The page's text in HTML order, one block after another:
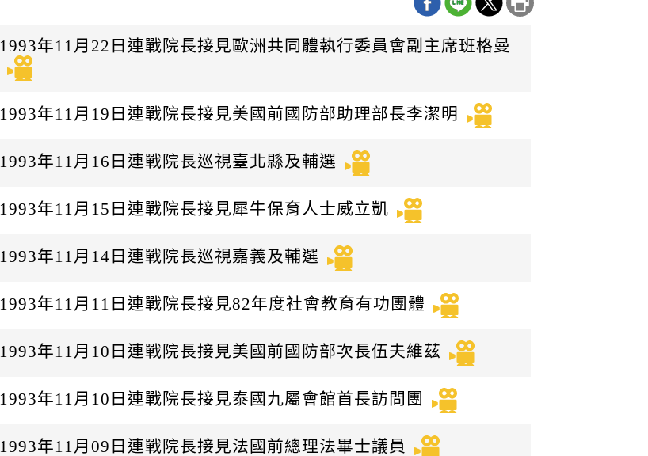
日
日
1993年11月22日連戰院長接見歐洲共同體執行委員會副主席班格曼
1993年11月19日連戰院長接見美國前國防部助理部長李潔明
1993年11月16日連戰院長巡視臺北縣及輔選
1993年11月15日連戰院長接見犀牛保育人士威立凱
1993年11月14日連戰院長巡視嘉義及輔選
1993年11月11日連戰院長接見82年度社會教育有功團體
1993年11月10日連戰院長接見美國前國防部次長伍夫維茲
1993年11月10日連戰院長接見泰國九屬會館首長訪問團
1993年11月09日連戰院長接見法國前總理法畢士議員